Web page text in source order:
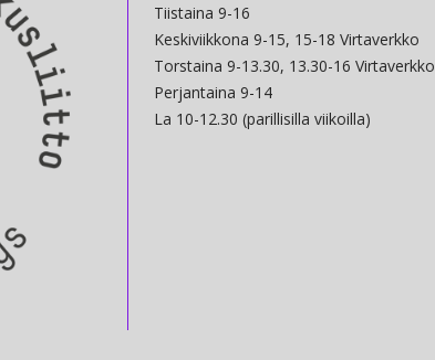
Tiistaina 9-16
Keskiviikkona 9-15, 15-18 Virtaverkko
Torstaina 9-13.30, 13.30-16 Virtaverkko
Perjantaina 9-14
La 10-12.30 (parillisilla viikoilla)